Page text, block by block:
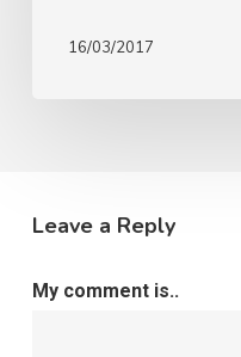
16/03/2017
Leave a Reply
My comment is..